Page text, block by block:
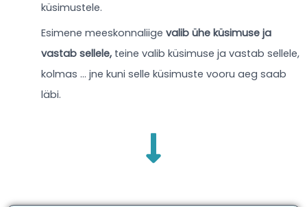
küsimustele.
Esimene meeskonnaliige valib ühe küsimuse ja
vastab sellele, teine valib küsimuse ja vastab sellele,
kolmas … jne kuni selle küsimuste vooru aeg saab
läbi.